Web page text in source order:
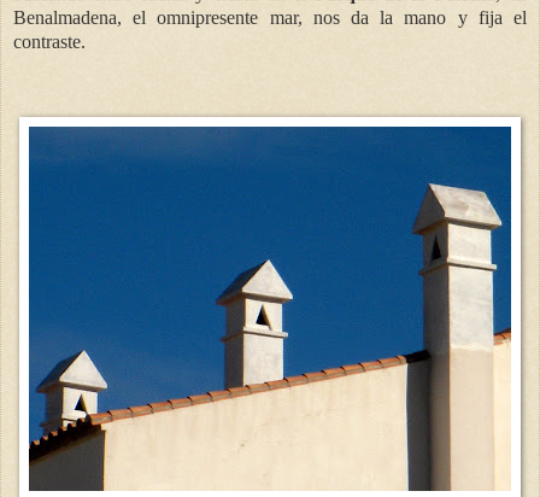
Benalmadena, el omnipresente mar, nos da la mano y fija el
contraste.